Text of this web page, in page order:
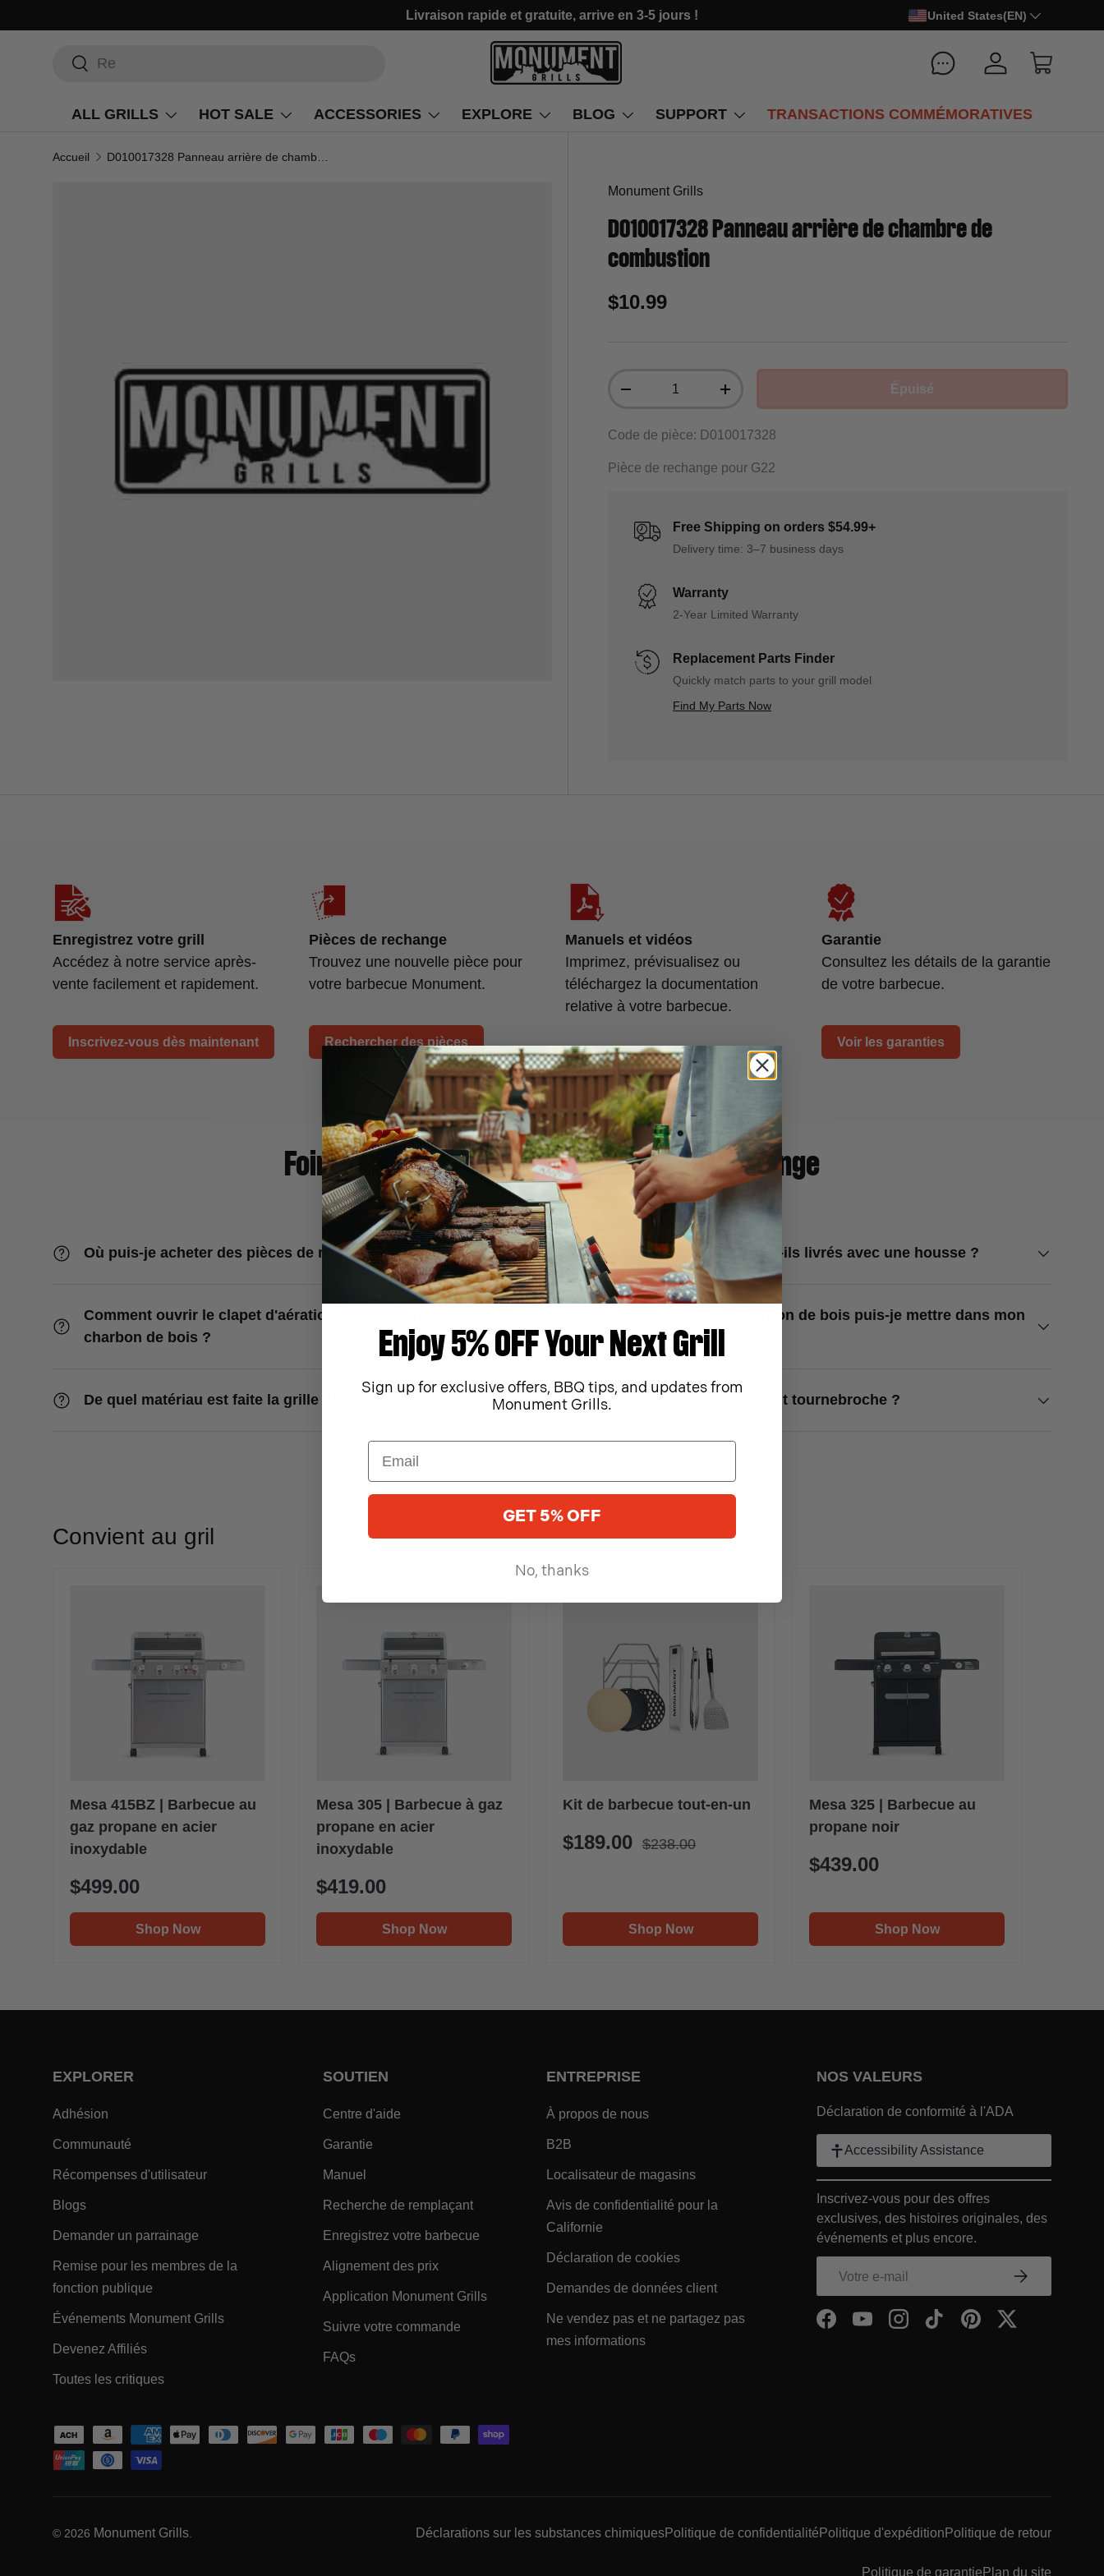
Livraison rapide et gratuite, arrive en 3-5 jours ! United States(EN)
Recherche
Rechercher
Se connecter
Panier
ALL GRILLS HOT SALE ACCESSORIES EXPLORE BLOG SUPPORT TRANSACTIONS COMMÉMORATIVES
Accueil
Monument Grills
D010017328 Panneau arrière de chambre de
combustion
$10.99
+ Épuisé
Code de pièce: D010017328
Pièce de rechange pour G22
Free Shipping on orders $54.99+
Delivery time: 3–7 business days
Warranty
2-Year Limited Warranty
Replacement Parts Finder
Quickly match parts to your grill model
Find My Parts Now
Enregistrez votre grill
Accédez à notre service après-
vente facilement et rapidement.
Inscrivez-vous dès maintenant
Pièces de rechange
Trouvez une nouvelle pièce pour
votre barbecue Monument.
Rechercher des pièces
Manuels et vidéos
Imprimez, prévisualisez ou
téléchargez la documentation
relative à votre barbecue.
Télécharger
Garantie
Consultez les détails de la garantie
de votre barbecue.
Voir les garanties
Foire aux questions sur les pièces de rechange
Où puis-je acheter des pièces de rechange ? Les grils Monument sont-ils livrés avec une housse ?
Comment ouvrir le clapet d'aération de mon barbecue au
charbon de bois ?
Quelle quantité de charbon de bois puis-je mettre dans mon
barbecue ?
De quel matériau est faite la grille de cuisson ? Quel est le matériau du kit tournebroche ?
Convient au gril
Mesa 415BZ | Barbecue au
gaz propane en acier
inoxydable
$499.00
Shop Now
Mesa 305 | Barbecue à gaz
propane en acier
inoxydable
$419.00
Shop Now
Kit de barbecue tout-en-un
$189.00 $238.00
Shop Now
Mesa 325 | Barbecue au
propane noir
$439.00
Shop Now
EXPLORER
Adhésion
Communauté
Récompenses d'utilisateur- Within EXPLORER Footer Link
Blogs
Demander un parrainage - Within EXPLORER Footer Link
Remise pour les membres de la
fonction publique
Événements Monument Grills
Devenez Affiliés
Toutes les critiques
SOUTIEN
Centre d'aide- Within SOUTIEN Footer Link
Garantie- Within SOUTIEN Footer Link
Manuel - Within SOUTIEN Footer Link
Recherche de remplaçant- Within SOUTIEN Footer Link
Enregistrez votre barbecue- Within SOUTIEN Footer Link
Alignement des prix- Within SOUTIEN Footer Link
Application Monument Grills- Within SOUTIEN Footer Link
Suivre votre commande- Within SOUTIEN Footer Link
FAQs- Within SOUTIEN Footer Link
ENTREPRISE
À propos de nous - Within ENTREPRISE Footer Link
B2B
Localisateur de magasins
Avis de confidentialité pour la
Californie
Déclaration de cookies - Within ENTREPRISE Footer Link
Demandes de données client- Within ENTREPRISE Footer Link
Ne vendez pas et ne partagez pas
mes informations
NOS VALEURS
Déclaration de conformité à l'ADA
Accessibility Assistance
Inscrivez-vous pour des offres
exclusives, des histoires originales, des
événements et plus encore.
S’inscrire
FacebookYouTubeInstagramTikTokPinterestTwitter
Moyens de paiement acceptés
© 2026 Monument Grills. Déclarations sur les substances chimiquesPolitique de confidentialité Politique d'expédition Politique de retour
Politique de garantie Plan du site
Enjoy 5% OFF Your Next Grill
Sign up for exclusive offers, BBQ tips, and updates from
Monument Grills.
GET 5% OFF
No, thanks